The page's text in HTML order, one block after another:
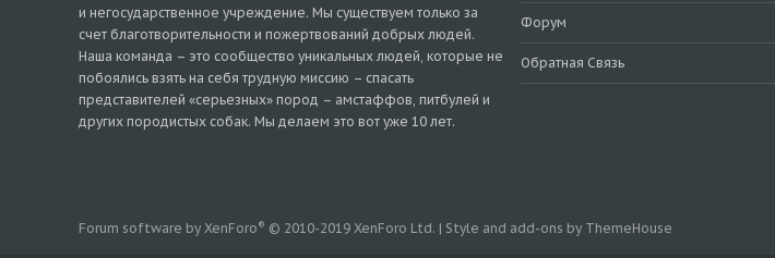
и негосударственное учреждение. Мы существуем только за
счет благотворительности и пожертвований добрых людей.
Наша команда – это сообщество уникальных людей, которые не
побоялись взять на себя трудную миссию – спасать
представителей «серьезных» пород – амстаффов, питбулей и
других породистых собак. Мы делаем это вот уже 10 лет.
Форум
Обратная Связь
Forum software by XenForo® © 2010-2019 XenForo Ltd. | Style and add-ons by ThemeHouse